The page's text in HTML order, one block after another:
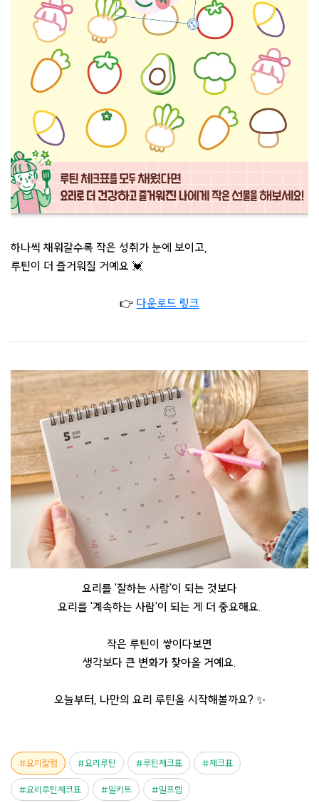
하나씩 채워갈수록 작은 성취가 눈에 보이고,
루틴이 더 즐거워질 거예요 💓
👉 다운로드 링크
요리를 '잘하는 사람'이 되는 것보다
요리를 '계속하는 사람'이 되는 게 더 중요해요.
작은 루틴이 쌓이다보면
생각보다 큰 변화가 찾아올 거예요.
오늘부터, 나만의 요리 루틴을 시작해볼까요? ✨
요리칼럼 요리루틴 루틴체크표 체크표
요리루틴체크표 밀키트 밀프렙